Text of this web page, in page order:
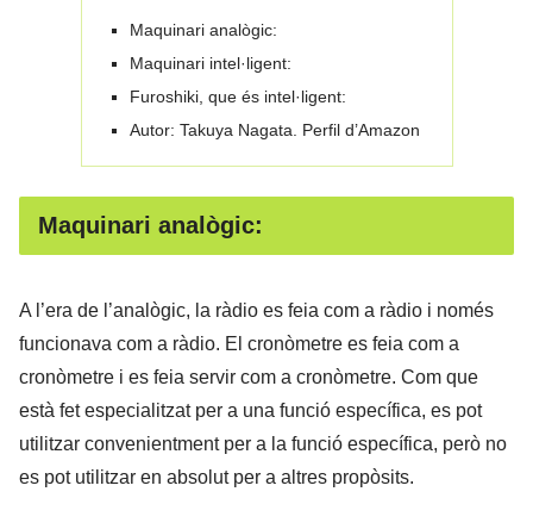
Maquinari analògic:
Maquinari intel·ligent:
Furoshiki, que és intel·ligent:
Autor: Takuya Nagata. Perfil d’Amazon
Maquinari analògic:
A l’era de l’analògic, la ràdio es feia com a ràdio i només
funcionava com a ràdio. El cronòmetre es feia com a
cronòmetre i es feia servir com a cronòmetre. Com que
està fet especialitzat per a una funció específica, es pot
utilitzar convenientment per a la funció específica, però no
es pot utilitzar en absolut per a altres propòsits.